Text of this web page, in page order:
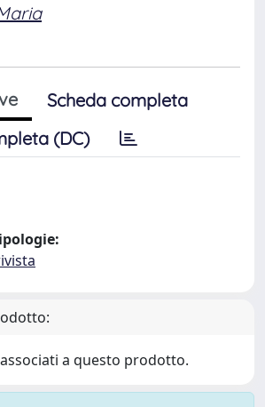
Scheda completa
(DC)
a questo prodotto.